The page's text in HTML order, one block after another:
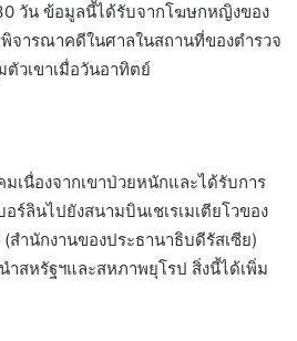
วัน ข้อมูลนี้ได้รับจากโฆษกหญิงของ
จารณาคดีในศาลในสถานที่ของตำรวจ
วเขาเมื่อวันอาทิตย์
เนื่องจากเขาป่วยหนักและได้รับการ
ร์ลินไปยังสนามบินเชเรเมเตียโวของ
ำนักงานของประธานาธิบดีรัสเซีย)
สหรัฐฯและสหภาพยุโรป สิ่งนี้ได้เพิ่ม